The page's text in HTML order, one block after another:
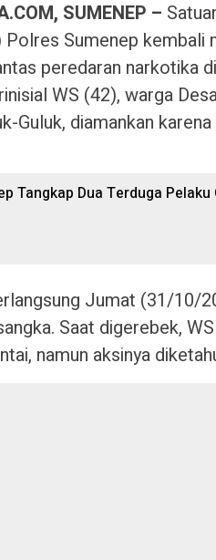
SUMENEP –
Sumenep kembali
peredaran narkotika
WS (42), warga
Guluk, diamankan
Tangkap Dua Terduga
Jumat (31/10/
Saat digerebek,
namun aksinya